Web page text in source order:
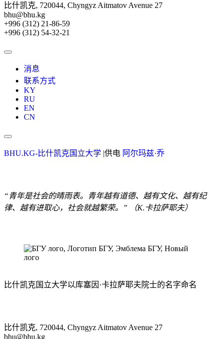
比什凯克, 720044, Chyngyz Aitmatov Avenue 27
bhu@bhu.kg
+996 (312) 21-86-59
+996 (312) 54-32-21
消息
联系方式
KY
RU
EN
CN
BHU.KG-比什凯克国立大学 |供电 阿尔玛兹·乔
“青年是社会的晴雨表。青年越有道德、越有文化、越有纪
律、越有进取心，社会就越繁荣。” （K.卡拉萨耶夫）
比什凯克国立大学以库塞因·卡拉萨耶夫院士的名字命名
比什凯克, 720044, Chyngyz Aitmatov Avenue 27
bhu@bhu.kg